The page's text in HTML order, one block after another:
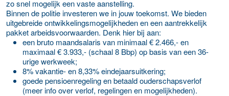
zo snel mogelijk een vaste aanstelling.
Binnen de politie investeren we in jouw toekomst. We bieden
uitgebreide ontwikkelingsmogelijkheden en een aantrekkelijk
pakket arbeidsvoorwaarden. Denk hier bij aan:
een bruto maandsalaris van minimaal € 2.466,- en
maximaal € 3.933,- (schaal 8 Bbp) op basis van een 36-
urige werkweek;
8% vakantie- en 8,33% eindejaarsuitkering;
goede pensioenregeling en betaald ouderschapsverlof
(meer info over verlof, regelingen en mogelijkheden).